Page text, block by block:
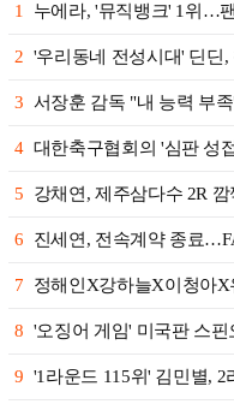
1 누에라, '뮤직뱅크' 1위…
2 '우리동네 전성시대' 딘
3 서장훈 감독 "내 능력 부
4 대한축구협회의 '심판
5 강채연, 제주삼다수 2R
6 진세연, 전속계약 종료
7 정해인X강하늘X이청아
8 '오징어 게임' 미국판 스
9 '1라운드 115위' 김민별,